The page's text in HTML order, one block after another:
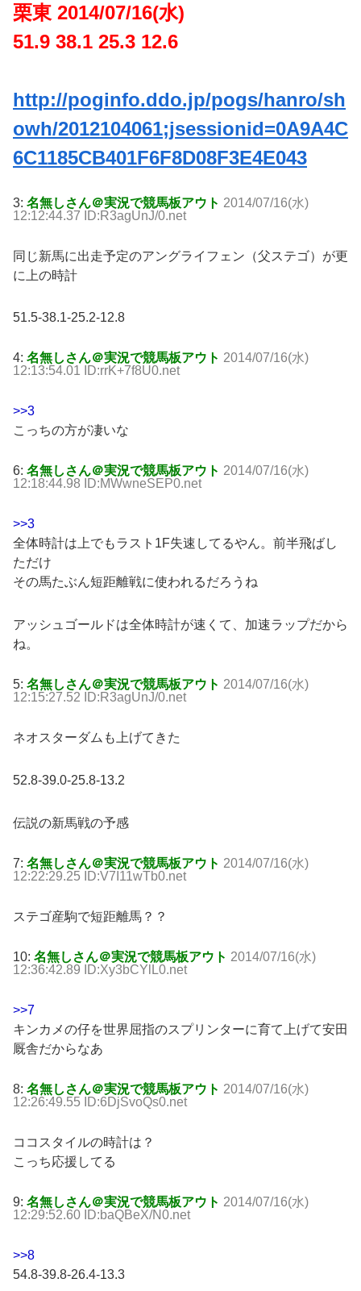
栗東 2014/07/16(水)
51.9 38.1 25.3 12.6
http://poginfo.ddo.jp/pogs/hanro/sh
owh/2012104061;jsessionid=0A9A4C
6C1185CB401F6F8D08F3E4E043
3: 名無しさん＠実況で競馬板アウト 2014/07/16(水)
12:12:44.37 ID:R3agUnJ/0.net
同じ新馬に出走予定のアングライフェン（父ステゴ）が更
に上の時計
51.5-38.1-25.2-12.8
4: 名無しさん＠実況で競馬板アウト 2014/07/16(水)
12:13:54.01 ID:rrK+7f8U0.net
>>3
こっちの方が凄いな
6: 名無しさん＠実況で競馬板アウト 2014/07/16(水)
12:18:44.98 ID:MWwneSEP0.net
>>3
全体時計は上でもラスト1F失速してるやん。前半飛ばし
ただけ
その馬たぶん短距離戦に使われるだろうね
アッシュゴールドは全体時計が速くて、加速ラップだから
ね。
5: 名無しさん＠実況で競馬板アウト 2014/07/16(水)
12:15:27.52 ID:R3agUnJ/0.net
ネオスターダムも上げてきた
52.8-39.0-25.8-13.2
伝説の新馬戦の予感
7: 名無しさん＠実況で競馬板アウト 2014/07/16(水)
12:22:29.25 ID:V7I11wTb0.net
ステゴ産駒で短距離馬？？
10: 名無しさん＠実況で競馬板アウト 2014/07/16(水)
12:36:42.89 ID:Xy3bCYlL0.net
>>7
キンカメの仔を世界屈指のスプリンターに育て上げて安田
厩舎だからなあ
8: 名無しさん＠実況で競馬板アウト 2014/07/16(水)
12:26:49.55 ID:6DjSvoQs0.net
ココスタイルの時計は？
こっち応援してる
9: 名無しさん＠実況で競馬板アウト 2014/07/16(水)
12:29:52.60 ID:baQBeX/N0.net
>>8
54.8-39.8-26.4-13.3